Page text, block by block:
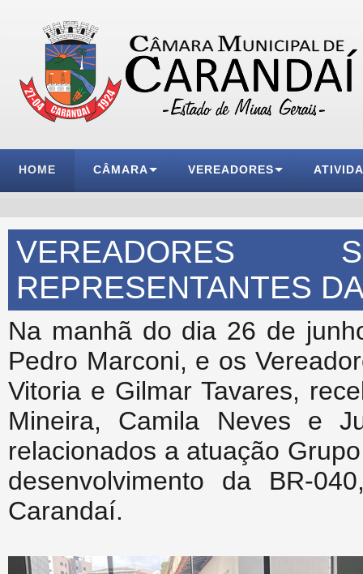
HOME CÂMARA VEREADORES
REPRESENTANTES
Na manhã do dia 26 de
Pedro Marconi, e os
Vitoria e Gilmar Tavares,
Mineira, Camila Neves e
relacionados a atuação
desenvolvimento da BR-
Carandaí.